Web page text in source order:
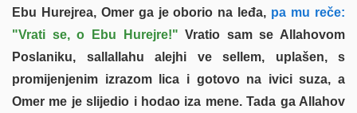
Ebu Hurejrea, Omer ga je oborio na leđa, pa mu reče:
"Vrati se, o Ebu Hurejre!" Vratio sam se Allahovom
Poslaniku, sallallahu alejhi ve sellem, uplašen, s
promijenjenim izrazom lica i gotovo na ivici suza, a
Omer me je slijedio i hodao iza mene. Tada ga Allahov